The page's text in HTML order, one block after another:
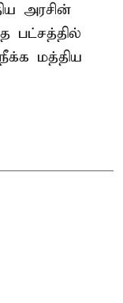
அரசின்
பட்சத்தில்
மத்திய